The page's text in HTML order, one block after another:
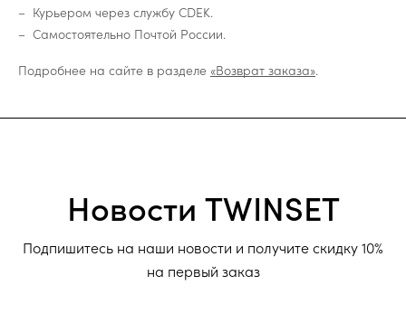
Курьером через службу CDEK.
Самостоятельно Почтой России.
Подробнее на сайте в разделе «Возврат заказа».
Новости TWINSET
Подпишитесь на наши новости и получите скидку 10%
на первый заказ